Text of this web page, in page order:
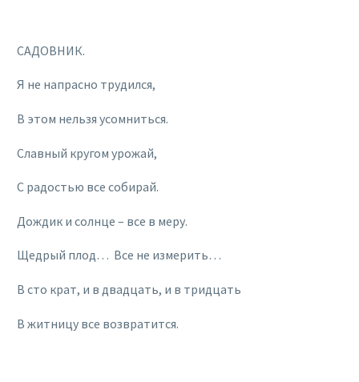
САДОВНИК.
Я не напрасно трудился,
В этом нельзя усомниться.
Славный кругом урожай,
С радостью все собирай.
Дождик и солнце – все в меру.
Щедрый плод… Все не измерить…
В сто крат, и в двадцать, и в тридцать
В житницу все возвратится.